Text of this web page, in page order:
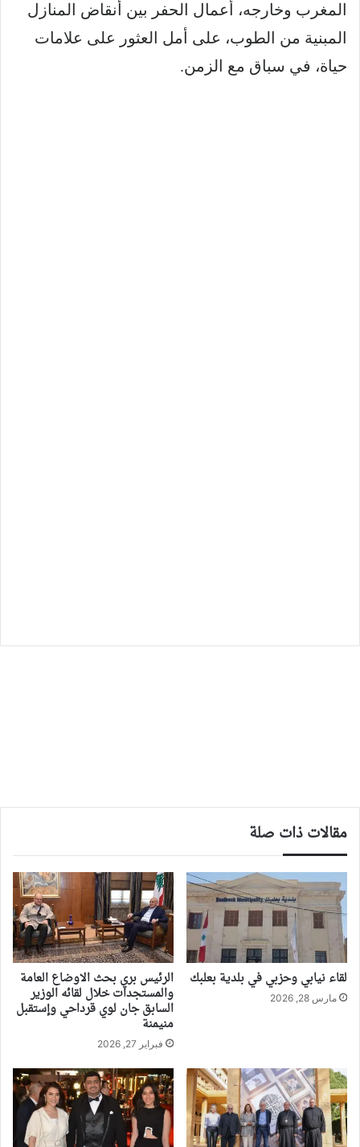
المغرب وخارجه، أعمال الحفر بين أنقاض المنازل
المبنية من الطوب، على أمل العثور على علامات
حياة، في سباق مع الزمن.
مقالات ذات صلة
لقاء نيابي وحزبي في بلدية بعلبك
مارس 28, 2026
الرئيس بري بحث الاوضاع العامة
والمستجدات خلال لقائه الوزير
السابق جان لوي قرداحي وإستقبل
منيمنة
فبراير 27, 2026